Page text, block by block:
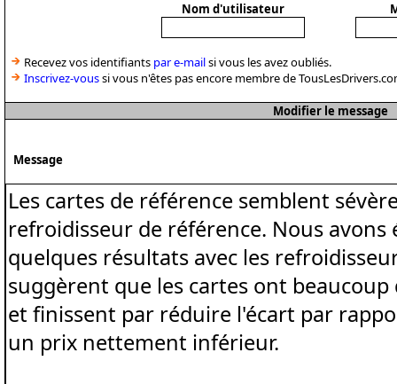
Nom d'utilisateur
Recevez vos identifiants par e-mailsi vous les avez oubliés.
Inscrivez-voussi vous n'êtes pas encore membre de
Modifier le message
Message